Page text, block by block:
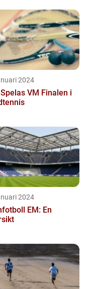
2024
VM Finalen i
2024
EM: En